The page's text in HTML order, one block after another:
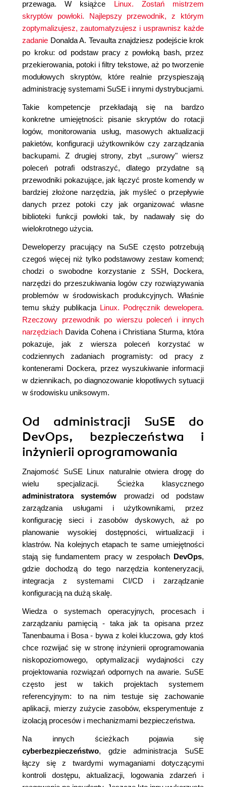
przewaga. W książce Linux. Zostań mistrzem
skryptów powłoki. Najlepszy przewodnik, z którym
zoptymalizujesz, zautomatyzujesz i usprawnisz każde
zadanie Donalda A. Tevaulta znajdziesz podejście krok
po kroku: od podstaw pracy z powłoką bash, przez
przekierowania, potoki i filtry tekstowe, aż po tworzenie
modułowych skryptów, które realnie przyspieszają
administrację systemami SuSE i innymi dystrybucjami.
Takie kompetencje przekładają się na bardzo
konkretne umiejętności: pisanie skryptów do rotacji
logów, monitorowania usług, masowych aktualizacji
pakietów, konfiguracji użytkowników czy zarządzania
backupami. Z drugiej strony, zbyt ,,surowy" wiersz
poleceń potrafi odstraszyć, dlatego przydatne są
przewodniki pokazujące, jak łączyć proste komendy w
bardziej złożone narzędzia, jak myśleć o przepływie
danych przez potoki czy jak organizować własne
biblioteki funkcji powłoki tak, by nadawały się do
wielokrotnego użycia.
Deweloperzy pracujący na SuSE często potrzebują
czegoś więcej niż tylko podstawowy zestaw komend;
chodzi o swobodne korzystanie z SSH, Dockera,
narzędzi do przeszukiwania logów czy rozwiązywania
problemów w środowiskach produkcyjnych. Właśnie
temu służy publikacja Linux. Podręcznik dewelopera.
Rzeczowy przewodnik po wierszu poleceń i innych
narzędziach Davida Cohena i Christiana Sturma, która
pokazuje, jak z wiersza poleceń korzystać w
codziennych zadaniach programisty: od pracy z
kontenerami Dockera, przez wyszukiwanie informacji
w dziennikach, po diagnozowanie kłopotliwych sytuacji
w środowisku uniksowym.
Od administracji SuSE do
DevOps, bezpieczeństwa i
inżynierii oprogramowania
Znajomość SuSE Linux naturalnie otwiera drogę do
wielu specjalizacji. Ścieżka klasycznego
administratora systemów prowadzi od podstaw
zarządzania usługami i użytkownikami, przez
konfigurację sieci i zasobów dyskowych, aż po
planowanie wysokiej dostępności, wirtualizacji i
klastrów. Na kolejnych etapach te same umiejętności
stają się fundamentem pracy w zespołach DevOps,
gdzie dochodzą do tego narzędzia konteneryzacji,
integracja z systemami CI/CD i zarządzanie
konfiguracją na dużą skalę.
Wiedza o systemach operacyjnych, procesach i
zarządzaniu pamięcią - taka jak ta opisana przez
Tanenbauma i Bosa - bywa z kolei kluczowa, gdy ktoś
chce rozwijać się w stronę inżynierii oprogramowania
niskopoziomowego, optymalizacji wydajności czy
projektowania rozwiązań odpornych na awarie. SuSE
często jest w takich projektach systemem
referencyjnym: to na nim testuje się zachowanie
aplikacji, mierzy zużycie zasobów, eksperymentuje z
izolacją procesów i mechanizmami bezpieczeństwa.
Na innych ścieżkach pojawia się
cyberbezpieczeństwo, gdzie administracja SuSE
łączy się z twardymi wymaganiami dotyczącymi
kontroli dostępu, aktualizacji, logowania zdarzeń i